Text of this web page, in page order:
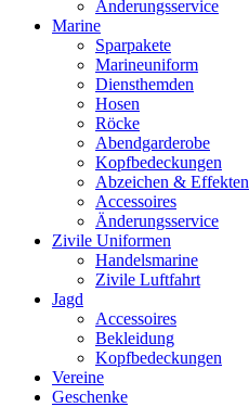
Änderungsservice
Marine
Sparpakete
Marineuniform
Diensthemden
Hosen
Röcke
Abendgarderobe
Kopfbedeckungen
Abzeichen & Effekten
Accessoires
Änderungsservice
Zivile Uniformen
Handelsmarine
Zivile Luftfahrt
Jagd
Accessoires
Bekleidung
Kopfbedeckungen
Vereine
Geschenke